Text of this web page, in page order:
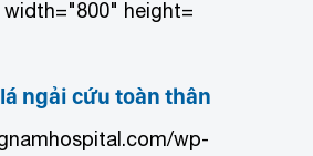
width="800" height=
ngải cứu toàn thân
wp-